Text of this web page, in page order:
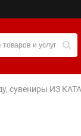
сувениры ИЗ